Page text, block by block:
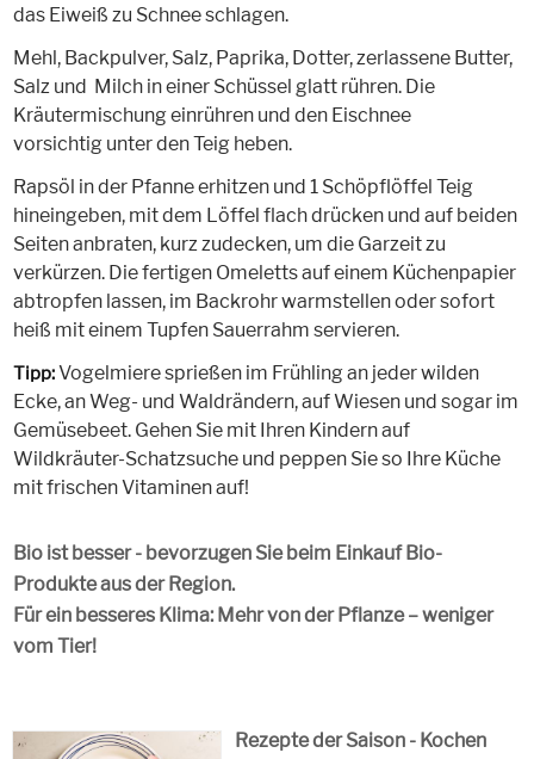
das Eiweiß zu Schnee schlagen.
Mehl, Backpulver, Salz, Paprika, Dotter, zerlassene Butter,
Salz und Milch in einer Schüssel glatt rühren. Die
Kräutermischung einrühren und den Eischnee
vorsichtig unter den Teig heben.
Rapsöl in der Pfanne erhitzen und 1 Schöpflöffel Teig
hineingeben, mit dem Löffel flach drücken und auf beiden
Seiten anbraten, kurz zudecken, um die Garzeit zu
verkürzen. Die fertigen Omeletts auf einem Küchenpapier
abtropfen lassen, im Backrohr warmstellen oder sofort
heiß mit einem Tupfen Sauerrahm servieren.
Tipp:Vogelmiere sprießen im Frühling an jeder wilden
Ecke, an Weg- und Waldrändern, auf Wiesen und sogar im
Gemüsebeet. Gehen Sie mit Ihren Kindern auf
Wildkräuter-Schatzsuche und peppen Sie so Ihre Küche
mit frischen Vitaminen auf!
Bio ist besser - bevorzugen Sie beim Einkauf Bio-
Produkte aus der Region.
Für ein besseres Klima: Mehr von der Pflanze – weniger
vom Tier!
Rezepte der Saison - Kochen